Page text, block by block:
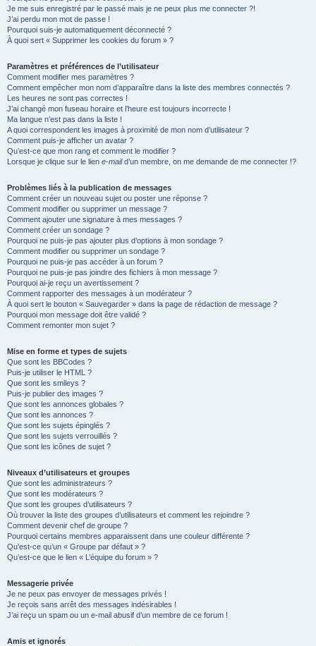
Je me suis enregistré par le passé mais je ne peux plus me connecter ?!
J’ai perdu mon mot de passe !
Pourquoi suis-je automatiquement déconnecté ?
À quoi sert « Supprimer les cookies du forum » ?
Paramètres et préférences de l’utilisateur
Comment modifier mes paramètres ?
Comment empêcher mon nom d’apparaître dans la liste des membres connectés ?
Les heures ne sont pas correctes !
J’ai changé mon fuseau horaire et l’heure est toujours incorrecte !
Ma langue n’est pas dans la liste !
A quoi correspondent les images à proximité de mon nom d’utilisateur ?
Comment puis-je afficher un avatar ?
Qu’est-ce que mon rang et comment le modifier ?
Lorsque je clique sur le lien e-maild’un membre, on me demande de me connecter !?
Problèmes liés à la publication de messages
Comment créer un nouveau sujet ou poster une réponse ?
Comment modifier ou supprimer un message ?
Comment ajouter une signature à mes messages ?
Comment créer un sondage ?
Pourquoi ne puis-je pas ajouter plus d’options à mon sondage ?
Comment modifier ou supprimer un sondage ?
Pourquoi ne puis-je pas accéder à un forum ?
Pourquoi ne puis-je pas joindre des fichiers à mon message ?
Pourquoi ai-je reçu un avertissement ?
Comment rapporter des messages à un modérateur ?
À quoi sert le bouton « Sauvegarder » dans la page de rédaction de message ?
Pourquoi mon message doit être validé ?
Comment remonter mon sujet ?
Mise en forme et types de sujets
Que sont les BBCodes ?
Puis-je utiliser le HTML ?
Que sont les smileys ?
Puis-je publier des images ?
Que sont les annonces globales ?
Que sont les annonces ?
Que sont les sujets épinglés ?
Que sont les sujets verrouillés ?
Que sont les icônes de sujet ?
Niveaux d’utilisateurs et groupes
Que sont les administrateurs ?
Que sont les modérateurs ?
Que sont les groupes d’utilisateurs ?
Où trouver la liste des groupes d’utilisateurs et comment les rejoindre ?
Comment devenir chef de groupe ?
Pourquoi certains membres apparaissent dans une couleur différente ?
Qu’est-ce qu’un « Groupe par défaut » ?
Qu’est-ce que le lien « L’équipe du forum » ?
Messagerie privée
Je ne peux pas envoyer de messages privés !
Je reçois sans arrêt des messages indésirables !
J’ai reçu un spam ou un e-mail abusif d’un membre de ce forum !
Amis et ignorés